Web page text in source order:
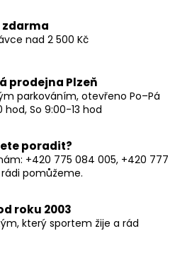
a
c
r
v
k
v
ý
p
s
u
á
n
zdarma
nad 2 500 Kč
prodejna Plzeň
parkováním, otevřeno Po–Pá
hod, So 9:00-13 hod
poradit?
+420 775 084 005, +420 777
pomůžeme.
roku 2003
který sportem žije a rád